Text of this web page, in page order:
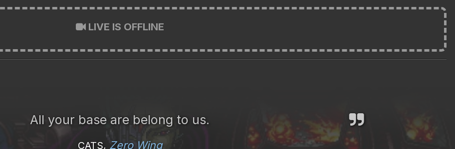
LIVE IS OFFLINE
All your base are belong to us.
CATS, Zero Wing